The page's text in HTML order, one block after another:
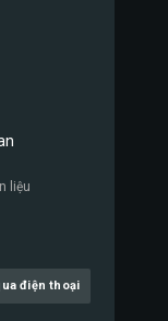
liệu
điện thoại